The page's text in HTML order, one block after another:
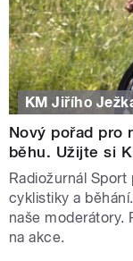
KM Jiřího
Nový pořad pro
běhu. Užijte si
Radiožurnál
cyklistiky a
naše moderátory.
na akce.